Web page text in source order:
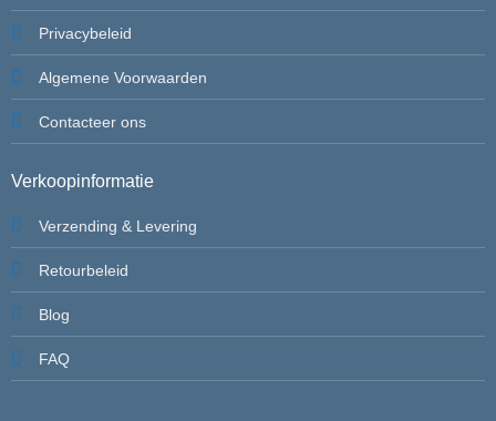
Privacybeleid
Algemene Voorwaarden
Contacteer ons
Verkoopinformatie
Verzending & Levering
Retourbeleid
Blog
FAQ